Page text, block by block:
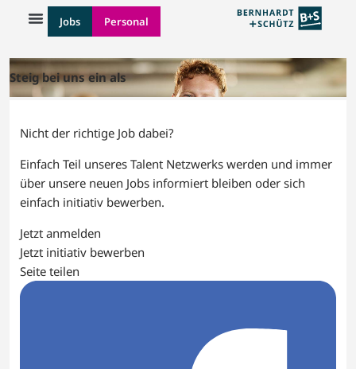
Jobs Personal
Steig bei uns ein als
Nicht der richtige Job dabei?
Einfach Teil unseres Talent Netzwerks werden und immer
über unsere neuen Jobs informiert bleiben oder sich
einfach initiativ bewerben.
Jetzt anmelden
Jetzt initiativ bewerben
Seite teilen